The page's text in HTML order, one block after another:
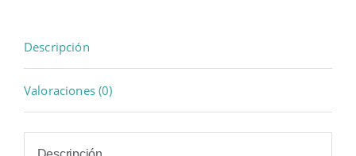
Descripción
Valoraciones (0)